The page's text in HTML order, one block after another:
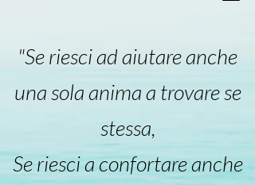
"Se riesci ad aiutare anche
una sola anima a trovare se
stessa,
Se riesci a confortare anche